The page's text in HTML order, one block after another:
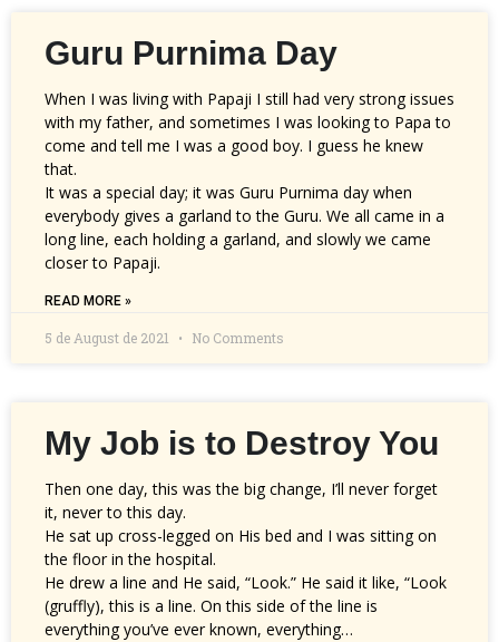
Guru Purnima Day
When I was living with Papaji I still had very strong issues
with my father, and sometimes I was looking to Papa to
come and tell me I was a good boy. I guess he knew
that.
It was a special day; it was Guru Purnima day when
everybody gives a garland to the Guru. We all came in a
long line, each holding a garland, and slowly we came
closer to Papaji.
READ MORE »
5 de August de 2021 No Comments
My Job is to Destroy You
Then one day, this was the big change, I’ll never forget
it, never to this day.
He sat up cross-legged on His bed and I was sitting on
the floor in the hospital.
He drew a line and He said, “Look.” He said it like, “Look
(gruffly), this is a line. On this side of the line is
everything you’ve ever known, everything…